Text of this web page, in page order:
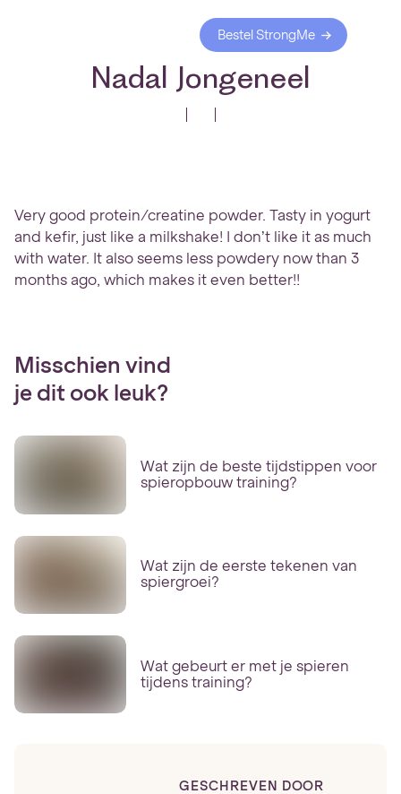
Bestel StrongMe
Nadal Jongeneel
Very good protein/creatine powder. Tasty in yogurt
and kefir, just like a milkshake! I don’t like it as much
with water. It also seems less powdery now than 3
months ago, which makes it even better!!
Misschien vind
je dit ook leuk?
Wat zijn de beste tijdstippen voor
spieropbouw training?
Wat zijn de eerste tekenen van
spiergroei?
Wat gebeurt er met je spieren
tijdens training?
GESCHREVEN DOOR